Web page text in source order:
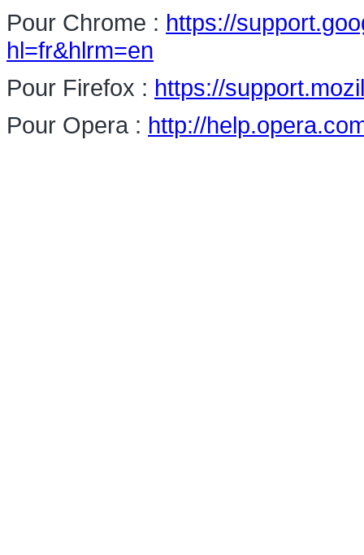
Pour Chrome : https://
hl=fr&hlrm=en
Pour Firefox : https://
Pour Opera : http://